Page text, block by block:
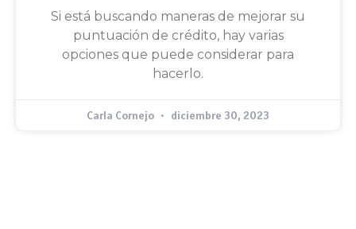
Si está buscando maneras de mejorar su
puntuación de crédito, hay varias
opciones que puede considerar para
hacerlo.
Carla Cornejo diciembre 30, 2023